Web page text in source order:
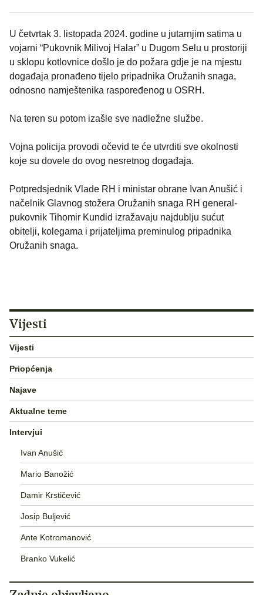
U četvrtak 3. listopada 2024. godine u jutarnjim satima u
vojarni “Pukovnik Milivoj Halar” u Dugom Selu u prostoriji
u sklopu kotlovnice došlo je do požara gdje je na mjestu
događaja pronađeno tijelo pripadnika Oružanih snaga,
odnosno namještenika raspoređenog u OSRH.
Na teren su potom izašle sve nadležne službe.
Vojna policija provodi očevid te će utvrditi sve okolnosti
koje su dovele do ovog nesretnog događaja.
Potpredsjednik Vlade RH i ministar obrane Ivan Anušić i
načelnik Glavnog stožera Oružanih snaga RH general-
pukovnik Tihomir Kundid izražavaju najdublju sućut
obitelji, kolegama i prijateljima preminulog pripadnika
Oružanih snaga.
Vijesti
Vijesti
Priopćenja
Najave
Aktualne teme
Intervjui
Ivan Anušić
Mario Banožić
Damir Krstičević
Josip Buljević
Ante Kotromanović
Branko Vukelić